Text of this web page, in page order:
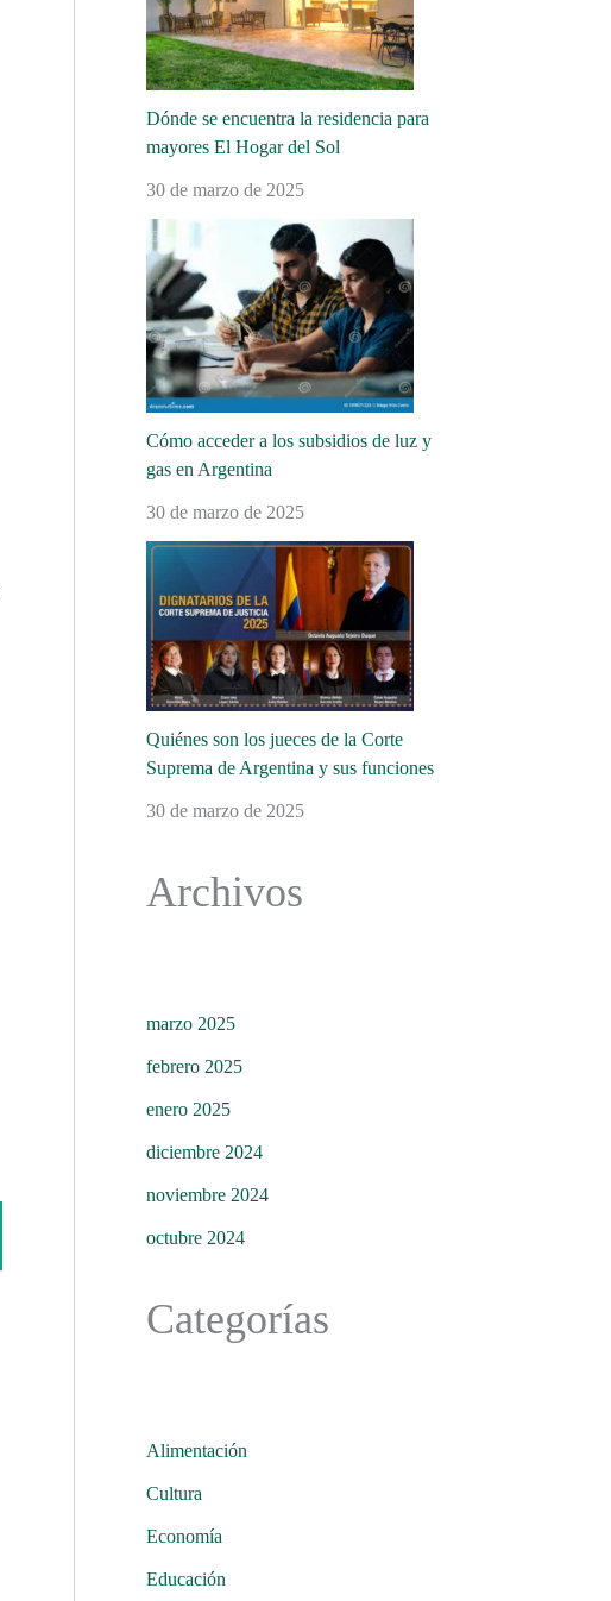
Dónde se encuentra la residencia para
mayores El Hogar del Sol
30 de marzo de 2025
Cómo acceder a los subsidios de luz y
gas en Argentina
30 de marzo de 2025
Quiénes son los jueces de la Corte
Suprema de Argentina y sus funciones
30 de marzo de 2025
Archivos
marzo 2025
febrero 2025
enero 2025
diciembre 2024
noviembre 2024
octubre 2024
Categorías
Alimentación
Cultura
Economía
Educación